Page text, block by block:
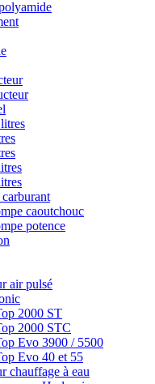
caoutchouc
potence
air pulsé
2000 ST
2000 STC
Evo 3900 / 5500
Evo 40 et 55
chauffage à eau